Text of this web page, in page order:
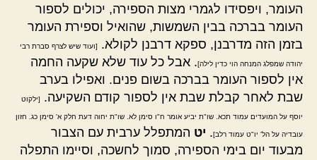
העומר, ויפסידו לגמרי מצות הספירה, יכולים לספור
העומר בברכה בבין השמשות, שהואיל וספירת העומר
בזמן הזה מדרבנן, ספקא דרבנן לקולא.
[ועוד שיש לצרף סברת רבי
יהודה שמפלג המנחה הוי כדין לילה]. אבל כל עוד שלא שקעה החמה
אין לספור העומר בברכה בשום פנים. ואפילו בערב
שבת לאחר קבלת שבת אין לספור קודם השקיעה.
[ילקוט
יוסף על המועדים עמוד תכא. שו"ת יביע אומר ח"ו סימן לא. שו"ת יחוה דעת חלק א' סימן כג. חזון
עובדיה על הל' יו"ט עמוד רלב]. יט המתפלל ערבית עם הצבור
מבעוד יום בימי הספירה, סמוך לחשכה, וסיימו התפלה